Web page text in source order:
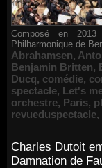
Composé en
Philharmonique de
Abrahamsen,
Benjamin Britten,
Ducq, comédie,
spectacle, Let's
orchestre, Paris,
revueduspectacle,
Charles Dutoit
Damnation de